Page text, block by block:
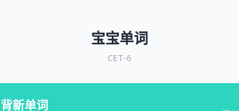
宝宝单词
CET-6
背新单词